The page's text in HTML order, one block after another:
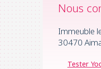
Nous
Immeuble
30470
Tester